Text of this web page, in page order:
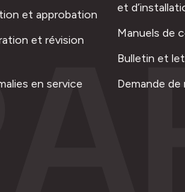
et approbation
et révision
en service
et
Manuels de
Bulletin et
Demande